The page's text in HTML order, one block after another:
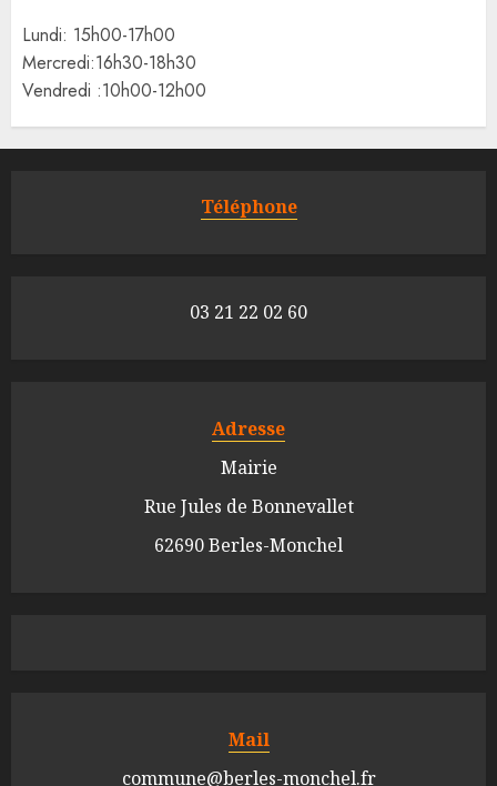
Lundi: 15h00-17h00
Mercredi:16h30-18h30
Vendredi :10h00-12h00
Téléphone
03 21 22 02 60
Adresse
Mairie
Rue Jules de Bonnevallet
62690 Berles-Monchel
Mail
commune@berles-monchel.fr